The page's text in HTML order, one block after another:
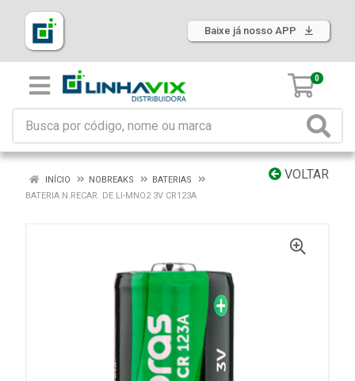
Baixe já nosso APP
0
VOLTAR
INÍCIO NOBREAKS
BATERIAS
BATERIA N.RECAR. DE LI-MNO2 3V CR123A